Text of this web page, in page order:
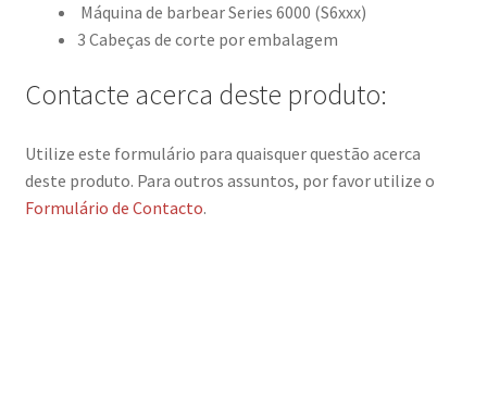
Máquina de barbear Series 6000 (S6xxx)
3 Cabeças de corte por embalagem
Contacte acerca deste produto:
Utilize este formulário para quaisquer questão acerca
deste produto. Para outros assuntos, por favor utilize o
Formulário de Contacto.